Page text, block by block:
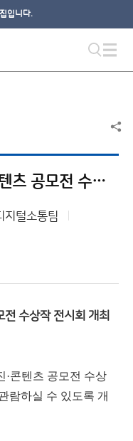
입니다.
제43회 기상기후 사진·콘텐츠 공모전 수상작 전시회 개최 알림
지털소통팀
수상작 전시회 개최
·콘텐츠 공모전 수상
람하실 수 있도록 개